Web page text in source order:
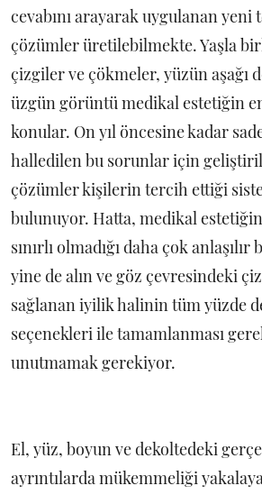
cevabını arayarak uygulanan
çözümler üretilebilmekte. Yaşla
çizgiler ve çökmeler, yüzün aşağı
üzgün görüntü medikal estetiğin en
konular. On yıl öncesine kadar
halledilen bu sorunlar için
çözümler kişilerin tercih ettiği
bulunuyor. Hatta, medikal
sınırlı olmadığı daha çok anlaşılır
yine de alın ve göz çevresindeki
sağlanan iyilik halinin tüm yüzde
seçenekleri ile tamamlanması
unutmamak gerekiyor.
El, yüz, boyun ve dekoltedeki
ayrıntılarda mükemmeliği